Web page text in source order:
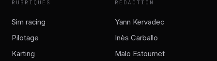
RUBRIQUES
Sim racing
Pilotage
Karting
RÉDACTION
Yann Kervadec
Inès Carballo
Malo Estournet